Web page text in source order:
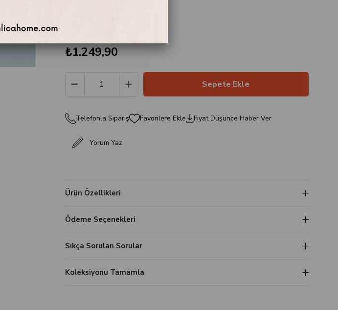
₺1.249,90
Telefonla Sipariş Favorilere Ekle Fiyat Düşünce Haber Ver
Yorum Yaz
Ürün Özellikleri
Ödeme Seçenekleri
Sıkça Sorulan Sorular
Koleksiyonu Tamamla